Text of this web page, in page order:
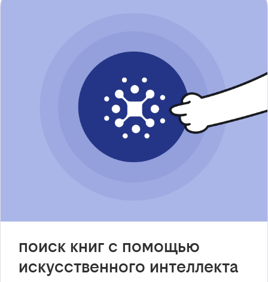
поиск книг с помощью
искусственного интеллекта